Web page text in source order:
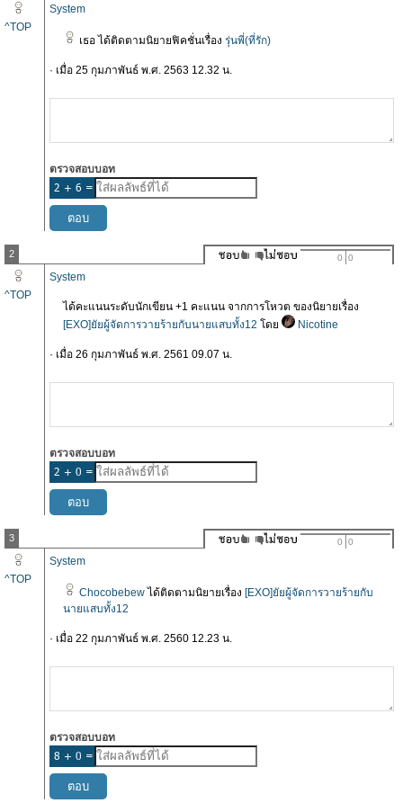
^TOP
System
เธอ ได้ติดตามนิยายฟิคชั่นเรื่อง รุ่นพี่(ที่รัก)
· เมื่อ 25 กุมภาพันธ์ พ.ศ. 2563 12.32 น.
ตรวจสอบบอท
2 0 0
^TOP
System
ได้คะแนนระดับนักเขียน +1 คะแนน จากการโหวต ของนิยายเรื่อง
[EXO]ยัยผู้จัดการวายร้ายกับนายแสบทั้ง12 โดย Nicotine
· เมื่อ 26 กุมภาพันธ์ พ.ศ. 2561 09.07 น.
ตรวจสอบบอท
3 0 0
^TOP
System
Chocobebew ได้ติดตามนิยายเรื่อง [EXO]ยัยผู้จัดการวายร้ายกับ
นายแสบทั้ง12
· เมื่อ 22 กุมภาพันธ์ พ.ศ. 2560 12.23 น.
ตรวจสอบบอท